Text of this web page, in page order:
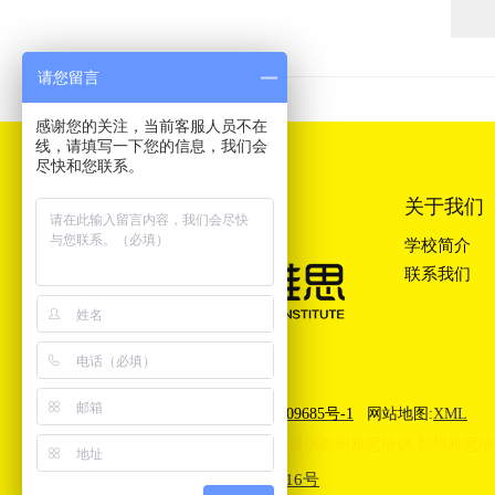
关于我们
学校简介
联系我们
郑州雅思培训机构 豫ICP备13009685号-1 网站地图:XML
郑州大河雅思(IELTS)培训学校提供
豫公网安备41010302003416号
请您留言
感谢您的关注，当前客服人员不在
线，请填写一下您的信息，我们会
尽快和您联系。